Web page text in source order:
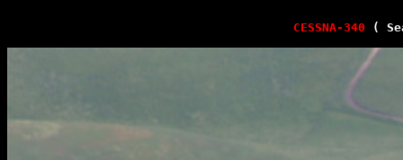
CESSNA-340 (